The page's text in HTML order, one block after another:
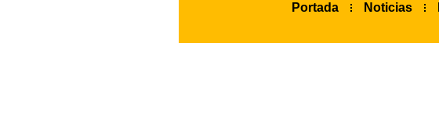
Portada Noticias